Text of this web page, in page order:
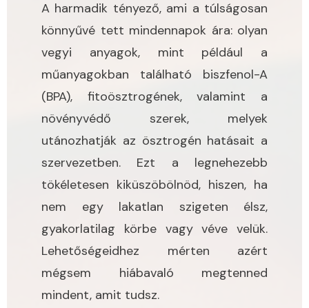
A harmadik tényező, ami a túlságosan
könnyűvé tett mindennapok ára: olyan
vegyi anyagok, mint például a
műanyagokban található biszfenol-A
(BPA), fitoösztrogének, valamint a
növényvédő szerek, melyek
utánozhatják az ösztrogén hatásait a
szervezetben. Ezt a legnehezebb
tökéletesen kiküszöbölnöd, hiszen, ha
nem egy lakatlan szigeten élsz,
gyakorlatilag körbe vagy véve velük.
Lehetőségeidhez mérten azért
mégsem hiábavaló megtenned
mindent, amit tudsz.